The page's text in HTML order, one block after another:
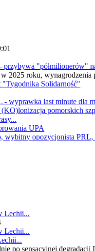
"półmilionerów"
2025 roku, wynagrodzenia
"Tygodnika Solidarność"
wyprawka last minute dla
pomorskich
UPA
wybitny opozycjonista
po sensacyjnej degradacji